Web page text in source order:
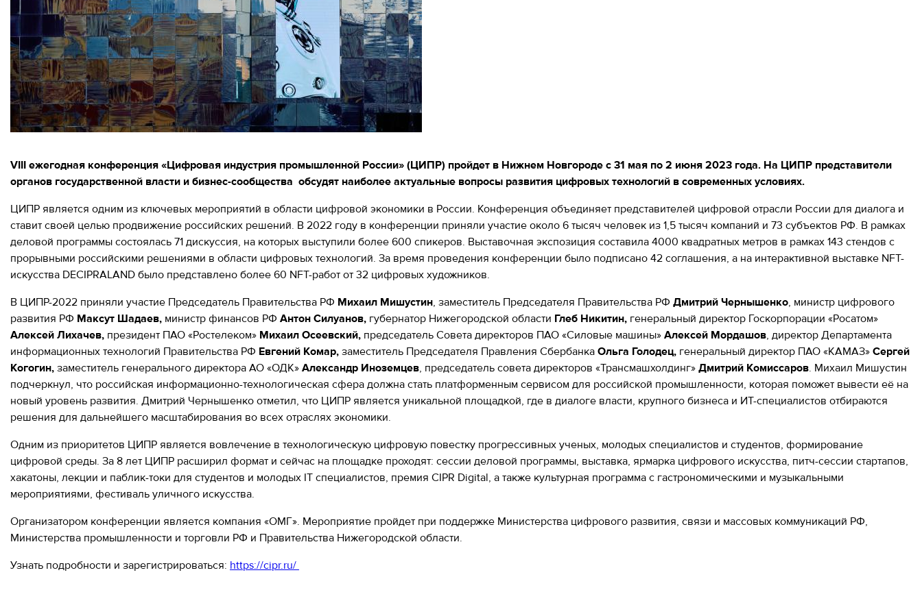
ИНФОРМАЦИЯ ДЛЯ
РЕЗИДЕНТОВ
Москва, СВАО, ул. Годовикова, 9
Станция метро Алексеевская
+7 (495) 280-17-17
+7 (495) 280-45-55
9:00 - 17:00 Пт.
ИНФОРМАЦИЯ
ДЛЯ
РЕЗИДЕНТОВ
ЛИЧНЫЙ
КАБИНЕТ
(495)
280-
17
+7
(495)
280-
55
Москва,
СВАО,
ул.
Годовикова,
9
Станция
метро
Алексеевская
Режим
работы
9:00
-
18:00
Чт.
9:00
17:00
VIII ежегодная конференция «Цифровая индустрия промышленной России» (ЦИПР) пройдет в Нижнем Новгороде с 31 мая по 2 июня 2023 года. На ЦИПР представители
органов государственной власти и бизнес-сообщества обсудят наиболее актуальные вопросы развития цифровых технологий в современных условиях.
ЦИПР является одним из ключевых мероприятий в области цифровой экономики в России. Конференция объединяет представителей цифровой отрасли России для диалога и
ставит своей целью продвижение российских решений. В 2022 году в конференции приняли участие около 6 тысяч человек из 1,5 тысяч компаний и 73 субъектов РФ. В рамках
деловой программы состоялась 71 дискуссия, на которых выступили более 600 спикеров. Выставочная экспозиция составила 4000 квадратных метров в рамках 143 стендов с
прорывными российскими решениями в области цифровых технологий. За время проведения конференции было подписано 42 соглашения, а на интерактивной выставке NFT-
искусства DECIPRALAND было представлено более 60 NFT-работ от 32 цифровых художников.
В ЦИПР-2022 приняли участие Председатель Правительства РФ Михаил Мишустин, заместитель Председателя Правительства РФ Дмитрий Чернышенко, министр цифрового
развития РФ Максут Шадаев, министр финансов РФ Антон Силуанов, губернатор Нижегородской области Глеб Никитин, генеральный директор Госкорпорации «Росатом»
Алексей Лихачев, президент ПАО «Ростелеком» Михаил Осеевский, председатель Совета директоров ПАО «Силовые машины» Алексей Мордашов, директор Департамента
информационных технологий Правительства РФ Евгений Комар, заместитель Председателя Правления Сбербанка Ольга Голодец, генеральный директор ПАО «КАМАЗ» Сергей
Когогин, заместитель генерального директора АО «ОДК» Александр Иноземцев, председатель совета директоров «Трансмашхолдинг» Дмитрий Комиссаров. Михаил Мишустин
подчеркнул, что российская информационно-технологическая сфера должна стать платформенным сервисом для российской промышленности, которая поможет вывести её на
новый уровень развития. Дмитрий Чернышенко отметил, что ЦИПР является уникальной площадкой, где в диалоге власти, крупного бизнеса и ИТ-специалистов отбираются
решения для дальнейшего масштабирования во всех отраслях экономики.
Одним из приоритетов ЦИПР является вовлечение в технологическую цифровую повестку прогрессивных ученых, молодых специалистов и студентов, формирование
цифровой среды. За 8 лет ЦИПР расширил формат и сейчас на площадке проходят: сессии деловой программы, выставка, ярмарка цифрового искусства, питч-сессии стартапов,
хакатоны, лекции и паблик-токи для студентов и молодых IT специалистов, премия CIPR Digital, а также культурная программа с гастрономическими и музыкальными
мероприятиями, фестиваль уличного искусства.
Организатором конференции является компания «ОМГ». Мероприятие пройдет при поддержке Министерства цифрового развития, связи и массовых коммуникаций РФ,
Министерства промышленности и торговли РФ и Правительства Нижегородской области.
Узнать подробности и зарегистрироваться: https://cipr.ru/